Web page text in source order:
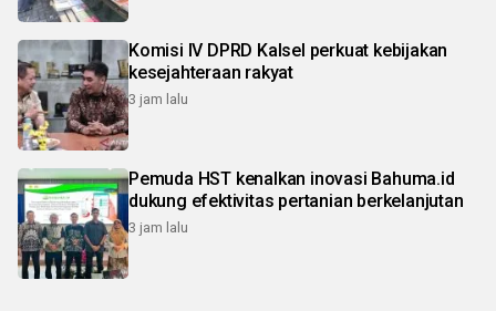
Komisi IV DPRD Kalsel perkuat kebijakan
kesejahteraan rakyat
3 jam lalu
Pemuda HST kenalkan inovasi Bahuma.id
dukung efektivitas pertanian berkelanjutan
3 jam lalu